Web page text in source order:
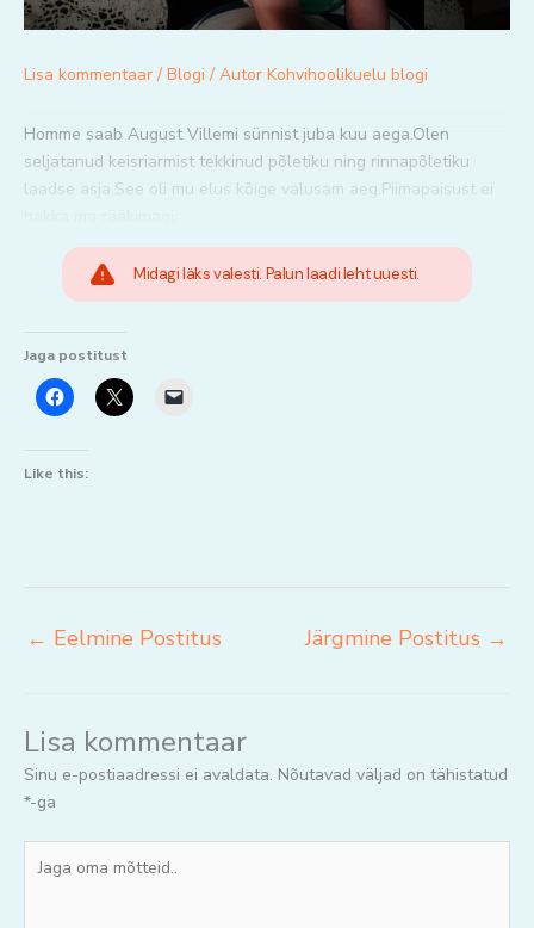
Lisa kommentaar / Blogi / Autor Kohvihoolikuelu blogi
Homme saab August Villemi sünnist juba kuu aega.Olen
seljatanud keisriarmist tekkinud põletiku ning rinnapõletiku
laadse asja.See oli mu elus kõige valusam aeg.Piimapaisust ei
Midagi läks valesti. Palun laadi leht uuesti.
Jaga postitust
Like this:
← Eelmine Postitus Järgmine Postitus →
Lisa kommentaar
Sinu e-postiaadressi ei avaldata. Nõutavad väljad on tähistatud
*-ga
oma